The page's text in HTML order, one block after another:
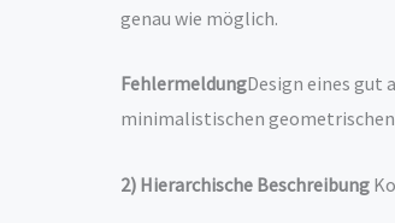
genau wie möglich.
FehlermeldungDesign eines gut
minimalistischen geometrischen
2) Hierarchische Beschreibung